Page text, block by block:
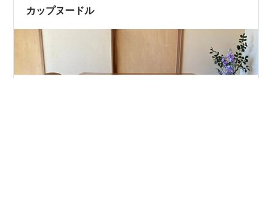
カップヌードル